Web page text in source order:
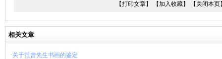
【打印文章】
【加入收藏】 【关闭本页
相关文章
·关于范曾先生书画的鉴定